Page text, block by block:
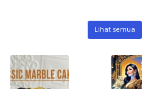
Lihat semua